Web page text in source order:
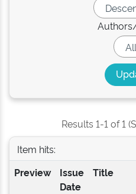
Results 1-1 of 1
Item hits:
Preview
Issue
Date
Title